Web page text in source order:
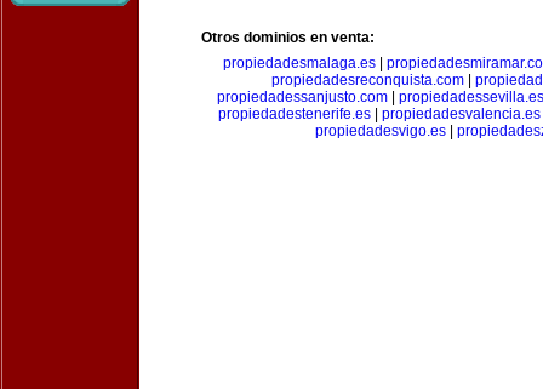
Otros dominios en venta:
propiedadesmalaga.es|
propiedadesreconquista.com
propiedadessanjusto.com| propiedadessevilla.es
propiedadestenerife.es| propiedadesvalencia.es
propiedadesvigo.es|